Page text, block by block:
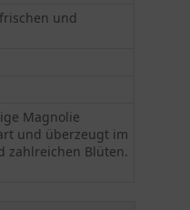
und
Magnolie
und überzeugt im
zahlreichen Blüten.